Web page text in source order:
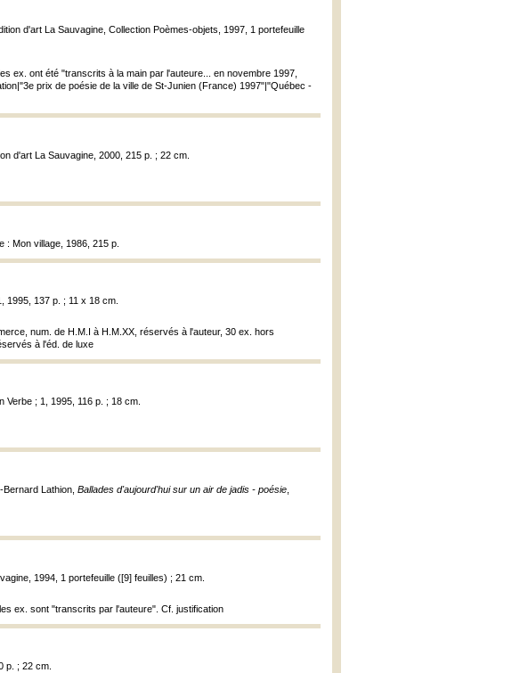
d'art La Sauvagine, Collection Poèmes-objets, 1997, 1 portefeuille
ex. ont été "transcrits à la main par l'auteure... en novembre 1997,
prix de poésie de la ville de St-Junien (France) 1997"|"Québec -
d'art La Sauvagine, 2000, 215 p. ; 22 cm.
: Mon village, 1986, 215 p.
1995, 137 p. ; 11 x 18 cm.
num. de H.M.I à H.M.XX, réservés à l'auteur, 30 ex. hors
à l'éd. de luxe
Verbe ; 1, 1995, 116 p. ; 18 cm.
Lathion, Ballades d'aujourd'hui sur un air de jadis - poésie
1994, 1 portefeuille ([9] feuilles) ; 21 cm.
ex. sont "transcrits par l'auteure". Cf. justification
p. ; 22 cm.